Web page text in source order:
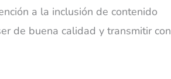
a la inclusión de contenido
de buena calidad y transmitir con